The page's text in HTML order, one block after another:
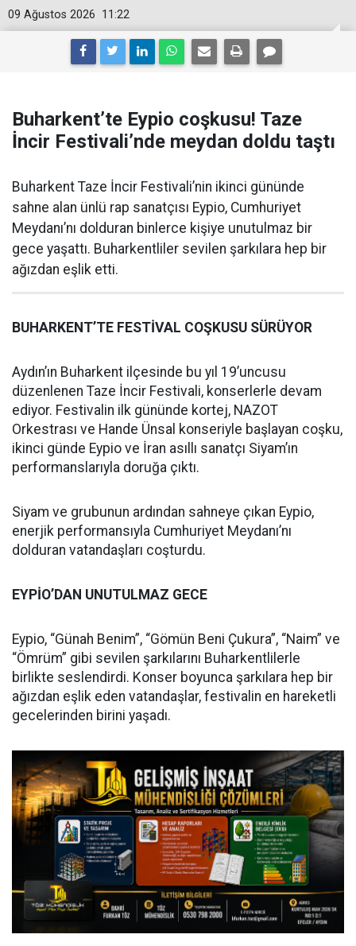
11:22
09 Ağustos 2026
Buharkent’te Eypio coşkusu! Taze
İncir Festivali’nde meydan doldu taştı
Buharkent Taze İncir Festivali’nin ikinci gününde
sahne alan ünlü rap sanatçısı Eypio, Cumhuriyet
Meydanı’nı dolduran binlerce kişiye unutulmaz bir
gece yaşattı. Buharkentliler sevilen şarkılara hep bir
ağızdan eşlik etti.
BUHARKENT’TE FESTİVAL COŞKUSU SÜRÜYOR
Aydın’ın Buharkent ilçesinde bu yıl 19’uncusu
düzenlenen Taze İncir Festivali, konserlerle devam
ediyor. Festivalin ilk gününde kortej, NAZOT
Orkestrası ve Hande Ünsal konseriyle başlayan coşku,
ikinci günde Eypio ve İran asıllı sanatçı Siyam’ın
performanslarıyla doruğa çıktı.
Siyam ve grubunun ardından sahneye çıkan Eypio,
enerjik performansıyla Cumhuriyet Meydanı’nı
dolduran vatandaşları coşturdu.
EYPİO’DAN UNUTULMAZ GECE
Eypio, “Günah Benim”, “Gömün Beni Çukura”, “Naim” ve
“Ömrüm” gibi sevilen şarkılarını Buharkentlilerle
birlikte seslendirdi. Konser boyunca şarkılara hep bir
ağızdan eşlik eden vatandaşlar, festivalin en hareketli
gecelerinden birini yaşadı.